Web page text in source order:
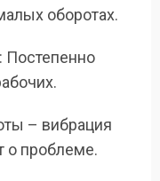
оборотах.
Постепенно
– вибрация
о проблеме.